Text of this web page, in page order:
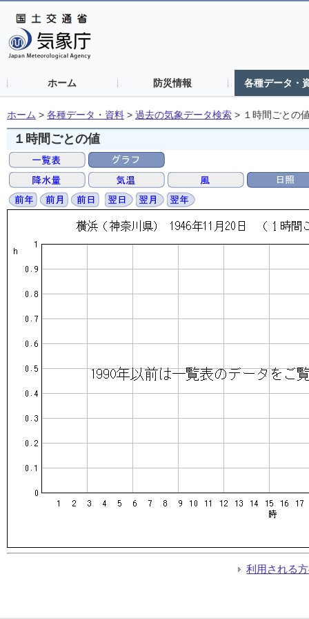
ホーム 防災情報 各種データ・
ホーム > 各種データ・資料 > 過去の気象データ検索 > １時間ごとの
１時間ごとの値
利用される